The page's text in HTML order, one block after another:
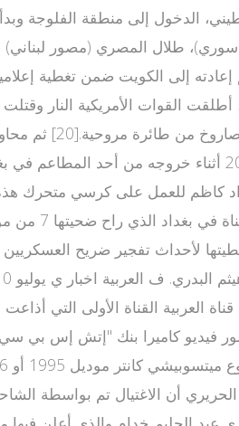
العنف، بعضهم قتله الجيش الأمريكي. ففي مارس
في م اخبار العربيه امس ساء الأحد 27 مارس